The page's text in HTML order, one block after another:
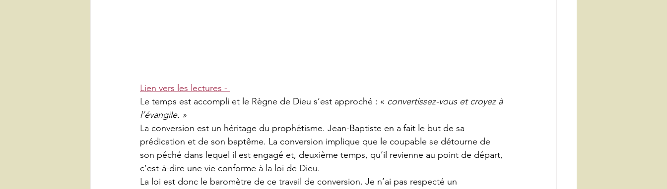
Lien vers les lectures -
Le temps est accompli et le Règne de Dieu s’est approché : « convertissez-vous et croyez à
l’évangile. »
La conversion est un héritage du prophétisme. Jean-Baptiste en a fait le but de sa
prédication et de son baptême. La conversion implique que le coupable se détourne de
son péché dans lequel il est engagé et, deuxième temps, qu’il revienne au point de départ,
c’est-à-dire une vie conforme à la loi de Dieu.
La loi est donc le baromètre de ce travail de conversion. Je n’ai pas respecté un